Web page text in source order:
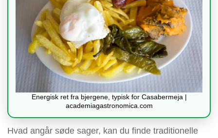
Energisk ret fra bjergene, typisk for Casabermeja |
academiagastronomica.com
Hvad angår søde sager, kan du finde traditionelle